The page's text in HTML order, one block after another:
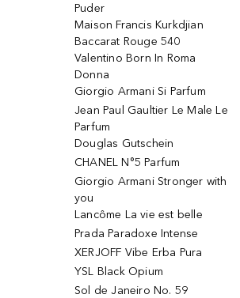
Puder
Maison Francis Kurkdjian
Baccarat Rouge 540
Valentino Born In Roma
Donna
Giorgio Armani Si Parfum
Jean Paul Gaultier Le Male Le
Parfum
Douglas Gutschein
CHANEL N°5 Parfum
Giorgio Armani Stronger with
you
Lancôme La vie est belle
Prada Paradoxe Intense
XERJOFF Vibe Erba Pura
YSL Black Opium
Sol de Janeiro No. 59